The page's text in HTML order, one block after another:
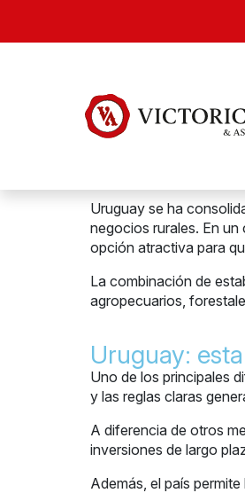
Uruguay se ha
negocios rurales. En
opción atractiva para
La combinación de
agropecuarios,
Uruguay:
Uno de los principales
y las reglas claras
A diferencia de otros
inversiones de largo
Además, el país